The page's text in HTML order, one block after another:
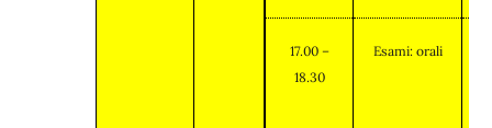
17.00 –
18.30
Esami: orali